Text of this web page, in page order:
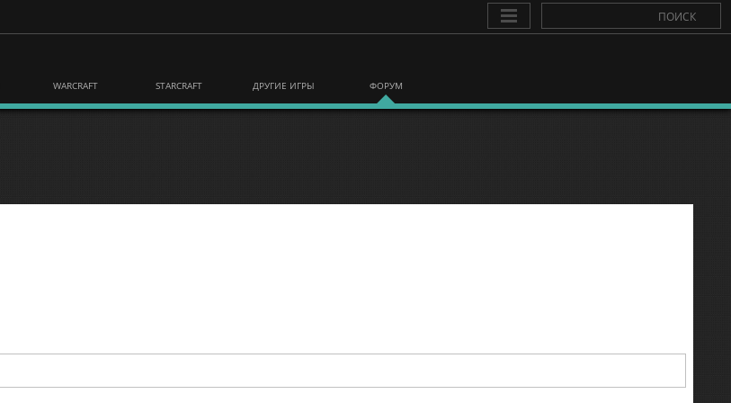
WARCRAFT STARCRAFT ДРУГИЕ ИГРЫ ФОРУМ